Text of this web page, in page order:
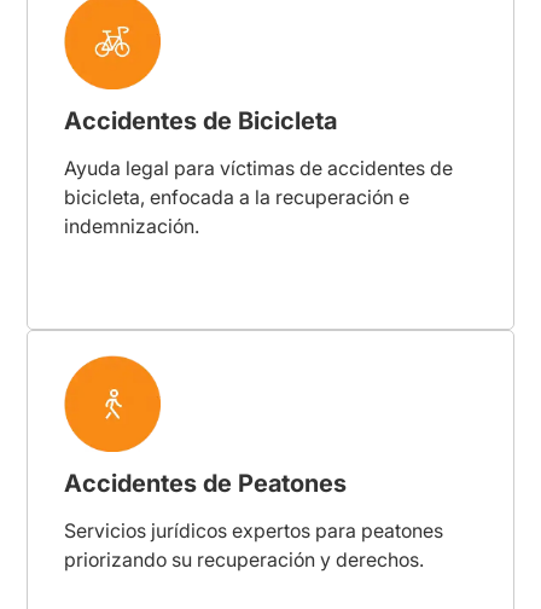
Accidentes de Bicicleta
Ayuda legal para víctimas de accidentes de
bicicleta, enfocada a la recuperación e
indemnización.
Accidentes de Peatones
Servicios jurídicos expertos para peatones
priorizando su recuperación y derechos.